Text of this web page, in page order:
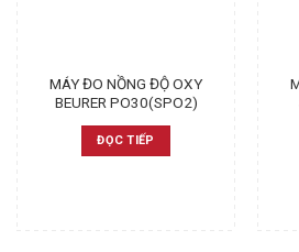
MÁY ĐO NỒNG ĐỘ OXY
BEURER PO30(SPO2)
ĐỌC TIẾP